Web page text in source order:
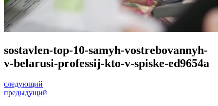
sostavlen-top-10-samyh-vostrebovannyh-
v-belarusi-professij-kto-v-spiske-ed9654a
следующий
предыдущий